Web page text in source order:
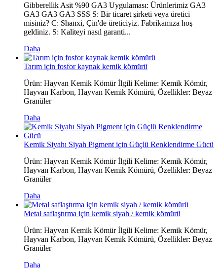
Gibberellik Asit %90 GA3 Uygulaması: Ürünlerimiz GA3
GA3 GA3 GA3 SSS S: Bir ticaret şirketi veya üretici
misiniz? C: Shanxi, Çin'de üreticiyiz. Fabrikamıza hoş
geldiniz. S: Kaliteyi nasıl garanti...
Daha
Tarım için fosfor kaynak kemik kömürü
Ürün: Hayvan Kemik Kömür İlgili Kelime: Kemik Kömür,
Hayvan Karbon, Hayvan Kemik Kömürü, Özellikler: Beyaz
Granüler
Daha
Kemik Siyahı Siyah Pigment için Güçlü Renklendirme Gücü
Ürün: Hayvan Kemik Kömür İlgili Kelime: Kemik Kömür,
Hayvan Karbon, Hayvan Kemik Kömürü, Özellikler: Beyaz
Granüler
Daha
Metal saflaştırma için kemik siyah / kemik kömürü
Ürün: Hayvan Kemik Kömür İlgili Kelime: Kemik Kömür,
Hayvan Karbon, Hayvan Kemik Kömürü, Özellikler: Beyaz
Granüler
Daha